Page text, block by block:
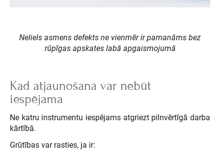
Neliels asmens defekts ne vienmēr ir pamanāms bez
rūpīgas apskates labā apgaismojumā
Kad atjaunošana var nebūt
iespējama
Ne katru instrumentu iespējams atgriezt pilnvērtīgā darba
kārtībā.
Grūtības var rasties, ja ir: